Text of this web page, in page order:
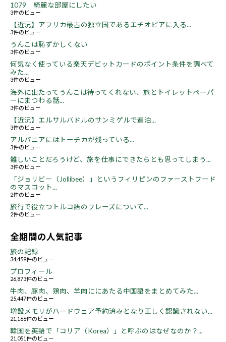
1079 綺麗な部屋にしたい
3件のビュー
【近況】アフリカ最古の独立国であるエチオピアに入る...
3件のビュー
うんこは恥ずかしくない
3件のビュー
何気なく使っている楽天デビットカードのポイント条件を調べて
みた...
3件のビュー
海外に出たってうんこは待ってくれない、旅とトイレットペーパ
ーにまつわる話...
3件のビュー
【近況】エルサルバドルのサンミゲルで連泊...
3件のビュー
アルバニアにはトーチカが残っている...
3件のビュー
難しいことだろうけど、旅を仕事にできたらとも思ってしまう...
3件のビュー
「ジョリビー（Jollibee）」というフィリピンのファーストフード
のマスコット...
2件のビュー
旅行で役立つトルコ語のフレーズについて...
2件のビュー
全期間の人気記事
旅の記録
34,459件のビュー
プロフィール
26,873件のビュー
牛肉、豚肉、鶏肉、羊肉ににあたる中国語をまとめてみた...
25,447件のビュー
増設メモリがハードウェア予約済みとなり正しく認識されない...
21,166件のビュー
韓国を英語で「コリア（Korea）」と呼ぶのはなぜなのか？...
21,051件のビュー